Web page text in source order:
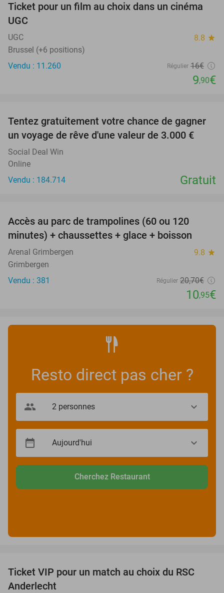
38%
Ticket pour un film au choix dans un cinéma
UGC
UGC 8.8 star
Brussel (+6 positions)
Vendu : 11.260
Régulier 16€
9,90€
Tentez gratuitement votre chance de gagner
un voyage de rêve d'une valeur de 3.000 €
Social Deal Win
Online
Vendu : 184.714
Gratuit
Accès au parc de trampolines (60 ou 120
minutes) + chaussettes + glace + boisson
Arenal Grimbergen 9.8 star
Grimbergen
Vendu : 381
Régulier 20,70€
10,95€
Resto direct pas cher ?
Cherchez Restaurant
70%
Ticket VIP pour un match au choix du RSC
Anderlecht